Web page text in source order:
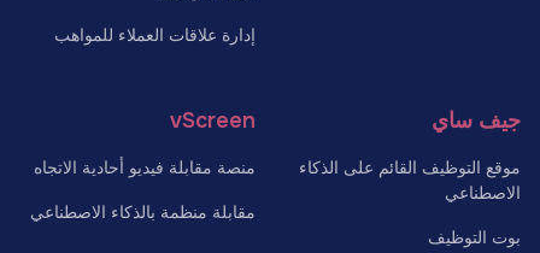
إدارة علاقات العملاء للمواهب
جيف ساي
موقع التوظيف القائم على الذكاء
الاصطناعي
بوت التوظيف
vScreen
منصة مقابلة فيديو أحادية الاتجاه
مقابلة منظمة بالذكاء الاصطناعي